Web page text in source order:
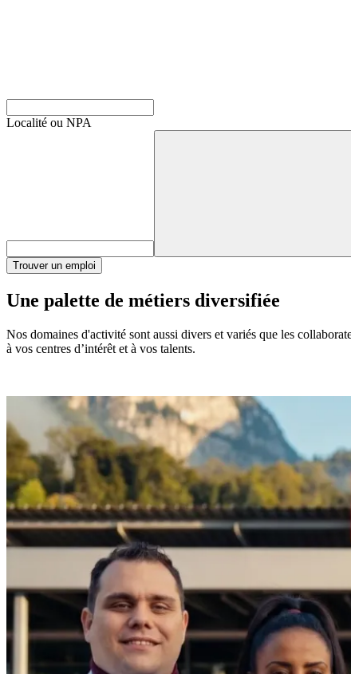
Localité ou NPA
Trouver un emploi
Une palette de métiers diversifiée
Nos domaines d'activité sont aussi divers et variés que les
à vos centres d’intérêt et à vos talents.